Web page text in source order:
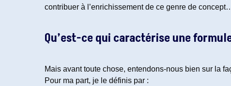
contribuer à l’enrichissement de ce genre de
Qu’est-ce qui caractérise une formule
Mais avant toute chose, entendons-nous bien sur la
Pour ma part, je le définis par :